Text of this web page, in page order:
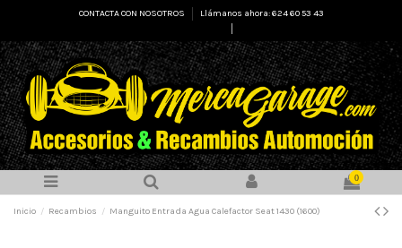
CONTACTA CON NOSOTROS
Llámanos ahora: 624 60 53 43
0
Inicio Recambios Manguito Entrada Agua Calefactor Seat 1430 (1600)